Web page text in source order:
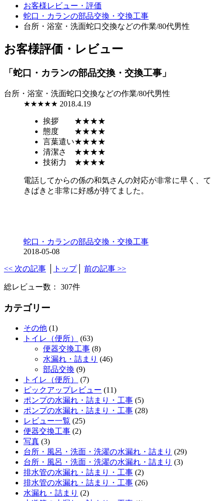
お客様レビュー・評価
蛇口・カランの部品交換・交換工事
台所・浴室・洗面蛇口交換などの作業/80代男性
お客様評価・レビュー
「蛇口・カランの部品交換・交換工事」
台所・浴室・洗面蛇口交換などの作業/80代男性
★★★★★ 2018.4.19
挨拶 ★★★★
態度 ★★★★
言葉遣い★★★★
清潔さ ★★★★
技術力 ★★★★
電話してからの係の和気さんの対応が非常に早く、て
きぱきと非常に好感が持てました。
蛇口・カランの部品交換・交換工事
2018-05-08
<< 次の記事 トップ│ 前の記事 >>
総レビュー数： 307件
カテゴリー
その他 (1)
トイレ（便所）
(63)
便器交換工事 (8)
水漏れ・詰まり (46)
部品交換 (9)
トイレ（便所）
(7)
ピックアップレビュー (11)
ポンプの水漏れ・詰まり・工事 (5)
ポンプの水漏れ・詰まり・工事 (28)
レビュー一覧 (25)
便器交換工事 (2)
写真 (3)
台所・風呂・洗面・洗濯の水漏れ・詰まり (29)
台所・風呂・洗面・洗濯の水漏れ・詰まり (3)
排水管の水漏れ・詰まり・工事 (2)
排水管の水漏れ・詰まり・工事 (26)
水漏れ・詰まり (2)